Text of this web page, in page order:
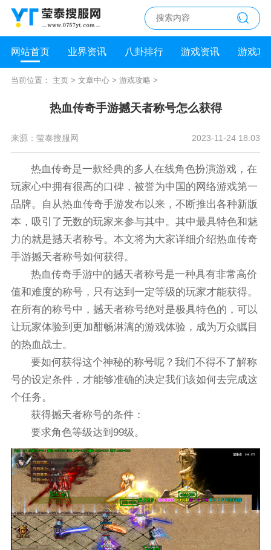
网站首页 业界资讯 八卦排行 游戏资讯 游戏攻
当前位置： 主页> 文章中心> 游戏攻略 >
热血传奇手游撼天者称号怎么获得
来源：莹泰搜服网 2023-11-24 18:03
热血传奇是一款经典的多人在线角色扮演游戏，在
玩家心中拥有很高的口碑，被誉为中国的网络游戏第一
品牌。自从热血传奇手游发布以来，不断推出各种新版
本，吸引了无数的玩家来参与其中。其中最具特色和魅
力的就是撼天者称号。本文将为大家详细介绍热血传奇
手游撼天者称号如何获得。
热血传奇手游中的撼天者称号是一种具有非常高价
值和难度的称号，只有达到一定等级的玩家才能获得。
在所有的称号中，撼天者称号绝对是极具特色的，可以
让玩家体验到更加酣畅淋漓的游戏体验，成为万众瞩目
的热血战士。
要如何获得这个神秘的称号呢？我们不得不了解称
号的设定条件，才能够准确的决定我们该如何去完成这
个任务。
获得撼天者称号的条件：
要求角色等级达到99级。